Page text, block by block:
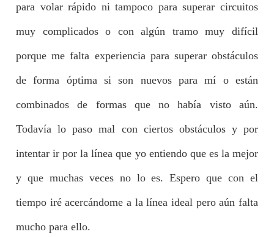
para volar rápido ni tampoco para superar circuitos
muy complicados o con algún tramo muy difícil
porque me falta experiencia para superar obstáculos
de forma óptima si son nuevos para mí o están
combinados de formas que no había visto aún.
Todavía lo paso mal con ciertos obstáculos y por
intentar ir por la línea que yo entiendo que es la mejor
y que muchas veces no lo es. Espero que con el
tiempo iré acercándome a la línea ideal pero aún falta
mucho para ello.